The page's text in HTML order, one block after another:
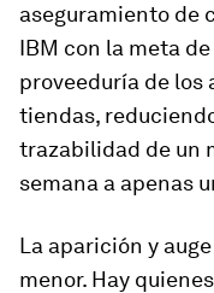
aseguramiento de
IBM con la meta
proveeduría de los
tiendas,
trazabilidad de un
semana a apenas
La aparición y
menor. Hay